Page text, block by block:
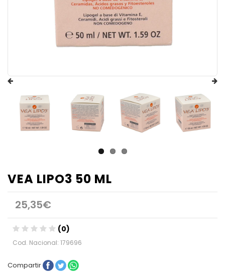
VEA LIPO3 50 ML
25,35€
(0)
Cod. Nacional: 179696
Compartir